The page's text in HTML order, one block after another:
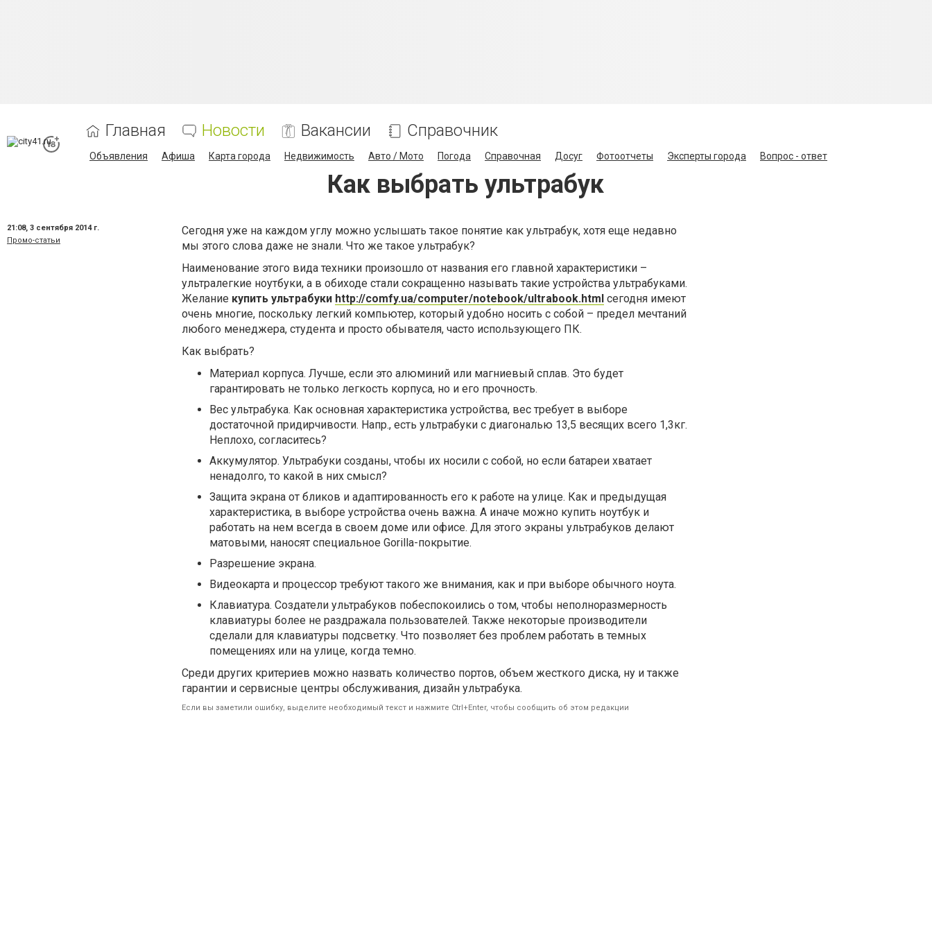
Главная Новости Вакансии Справочник
Объявления Афиша Карта города Недвижимость Авто / Мото Погода Справочная Досуг Фотоотчеты Эксперты города Вопрос - ответ
Как выбрать ультрабук
21:08, 3 сентября 2014 г.
Промо-статьи
Сегодня уже на каждом углу можно услышать такое понятие как ультрабук, хотя еще недавно
мы этого слова даже не знали. Что же такое ультрабук?
Наименование этого вида техники произошло от названия его главной характеристики –
ультралегкие ноутбуки, а в обиходе стали сокращенно называть такие устройства ультрабуками.
Желание купить ультрабуки http://comfy.ua/computer/notebook/ultrabook.html сегодня имеют
очень многие, поскольку легкий компьютер, который удобно носить с собой – предел мечтаний
любого менеджера, студента и просто обывателя, часто использующего ПК.
Как выбрать?
Материал корпуса. Лучше, если это алюминий или магниевый сплав. Это будет
гарантировать не только легкость корпуса, но и его прочность.
Вес ультрабука. Как основная характеристика устройства, вес требует в выборе
достаточной придирчивости. Напр., есть ультрабуки с диагональю 13,5 весящих всего 1,3кг.
Неплохо, согласитесь?
Аккумулятор. Ультрабуки созданы, чтобы их носили с собой, но если батареи хватает
ненадолго, то какой в них смысл?
Защита экрана от бликов и адаптированность его к работе на улице. Как и предыдущая
характеристика, в выборе устройства очень важна. А иначе можно купить ноутбук и
работать на нем всегда в своем доме или офисе. Для этого экраны ультрабуков делают
матовыми, наносят специальное Gorilla-покрытие.
Разрешение экрана.
Видеокарта и процессор требуют такого же внимания, как и при выборе обычного ноута.
Клавиатура. Создатели ультрабуков побеспокоились о том, чтобы неполноразмерность
клавиатуры более не раздражала пользователей. Также некоторые производители
сделали для клавиатуры подсветку. Что позволяет без проблем работать в темных
помещениях или на улице, когда темно.
Среди других критериев можно назвать количество портов, объем жесткого диска, ну и также
гарантии и сервисные центры обслуживания, дизайн ультрабука.
Если вы заметили ошибку, выделите необходимый текст и нажмите Ctrl+Enter, чтобы сообщить об этом редакции